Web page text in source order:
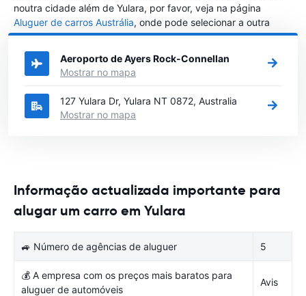
noutra cidade além de Yulara, por favor, veja na página
Aluguer de carros Austrália, onde pode selecionar a outra
cidade em Austrália que gostaria de alugar um carro
Aeroporto de Ayers Rock-Connellan
Mostrar no mapa
127 Yulara Dr, Yulara NT 0872, Australia
Mostrar no mapa
Informação actualizada importante para
alugar um carro em Yulara
🚙 Número de agências de aluguer 5
💰 A empresa com os preços mais baratos para
aluguer de automóveis
Avis